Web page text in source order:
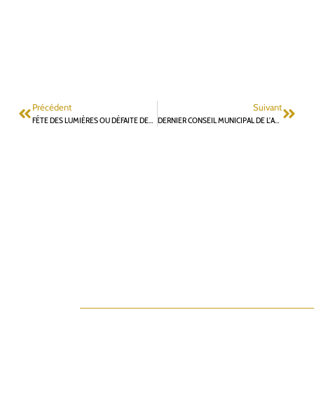
Précédent Suivant
DERNIER CONSEIL MUNICIPAL DE L’ANNÉE